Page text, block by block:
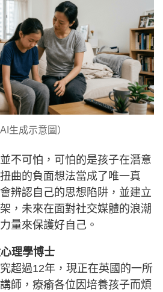
AI生成示意圖）
不可怕，可怕的是孩子在潛意
曲的負面想法當成了唯一真
辨認自己的思想陷阱，並建立
，未來在面對社交媒體的浪潮
量來保護好自己。
理學博士
超過12年，現正在英國的一所
師，療瘉各位因培養孩子而煩